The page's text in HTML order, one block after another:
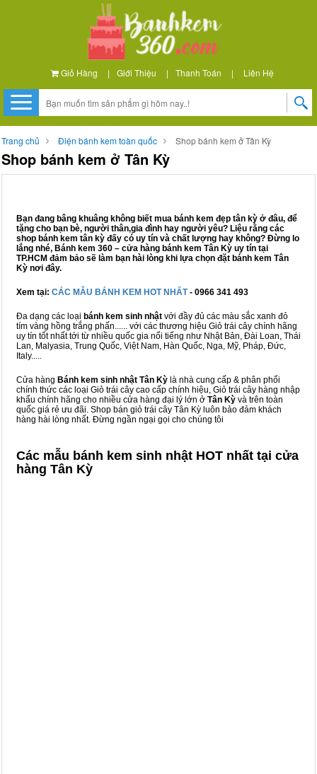
Giỏ Hàng | Giới Thiệu | Thanh Toán | Liên Hệ
Trang chủ Điện bánh kem toàn quốc Shop bánh kem ở Tân Kỳ
Shop bánh kem ở Tân Kỳ
Bạn đang bâng khuâng không biết mua bánh kem đẹp tân kỳ ở đâu, để
tặng cho bạn bè, người thân,gia đình hay người yêu? Liệu rằng các
shop bánh kem tân kỳ đấy có uy tín và chất lượng hay không? Đừng lo
lắng nhé, Bánh kem 360 – cửa hàng bánh kem Tân Kỳ uy tín tại
TP.HCM đảm bảo sẽ làm bạn hài lòng khi lựa chọn đặt bánh kem Tân
Kỳ nơi đây.
Xem tại: CÁC MẪU BÁNH KEM HOT NHẤT- 0966 341 493
Đa dạng các loại bánh kem sinh nhật với đầy đủ các màu sắc xanh đỏ
tím vàng hồng trắng phấn...... với các thương hiệu Giỏ trái cây chính hãng
uy tín tốt nhất tới từ nhiều quốc gia nổi tiếng như Nhật Bản, Đài Loan, Thái
Lan, Malyasia, Trung Quốc, Việt Nam, Hàn Quốc, Nga, Mỹ, Pháp, Đức,
Italy.....
Cửa hàng Bánh kem sinh nhật Tân Kỳ là nhà cung cấp & phân phối
chính thức các loại Giỏ trái cây cao cấp chính hiệu, Giỏ trái cây hàng nhập
khẩu chính hãng cho nhiều cửa hàng đại lý lớn ở Tân Kỳ và trên toàn
quốc giá rẻ ưu đãi. Shop bán giỏ trái cây Tân Kỳ luôn bảo đảm khách
hàng hài lòng nhất. Đừng ngần ngại gọi cho chúng tôi
Các mẫu bánh kem sinh nhật HOT nhất tại cửa
hàng Tân Kỳ